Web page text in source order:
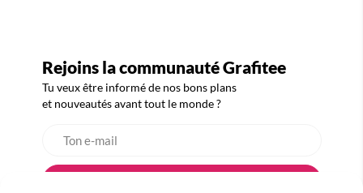
Rejoins la communauté Grafitee
Tu veux être informé de nos bons plans
et nouveautés avant tout le monde ?